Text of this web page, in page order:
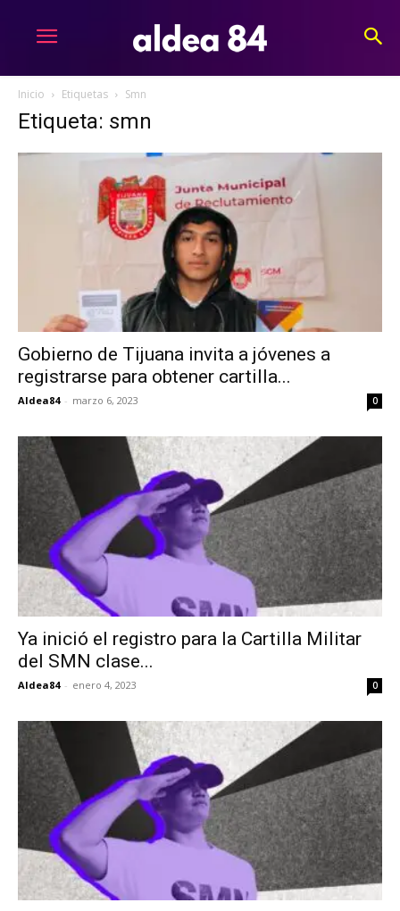
Inicio Etiquetas Smn
Etiqueta: smn
Gobierno de Tijuana invita a jóvenes a
registrarse para obtener cartilla...
Aldea84 - marzo 6, 2023 0
Ya inició el registro para la Cartilla Militar
del SMN clase...
Aldea84 - enero 4, 2023 0